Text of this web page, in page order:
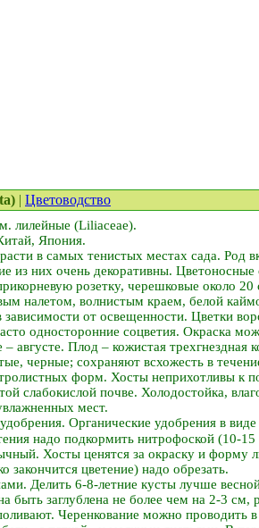
| Цветоводство
лилейные (Liliaceae).
Япония.
в самых тенистых местах сада. Род
них очень декоративны. Цветоносные
розетку, черешковые около
налетом, волнистым краем, белой
от освещенности. Цветки
односторонние соцветия. Окраска
августе. Плод – кожистая трехгнездная
черные; сохраняют всхожесть в
форм. Хосты неприхотливы к
слабокислой почве. Холодостойка,
мест.
Органические удобрения в
надо подкормить нитрофоской (10-15
Хосты ценятся за окраску и форму
закончится цветение) надо обрезать.
Делить 6-8-летние кусты лучше
быть заглублена не более чем на 2-3 см,
Черенкование можно проводить в